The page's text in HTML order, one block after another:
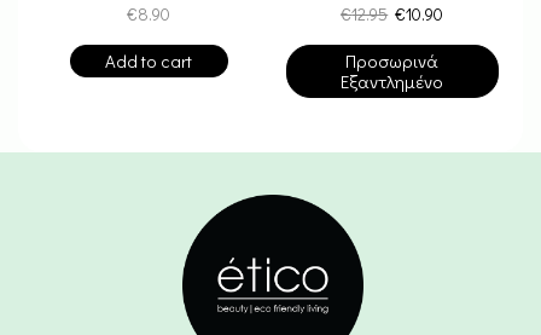
€8.90
Add to cart
€12.95 €10.90
Προσωρινά
Εξαντλημένο